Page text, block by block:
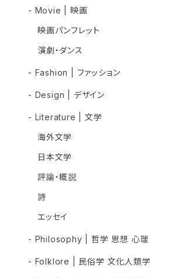
- Movie | 映画
映画パンフレット
演劇・ダンス
- Fashion | ファッション
- Design | デザイン
- Literature | 文学
海外文学
日本文学
評論・概説
詩
エッセイ
- Philosophy | 哲学 思想 心理
- Folklore | 民俗学 文化人類学